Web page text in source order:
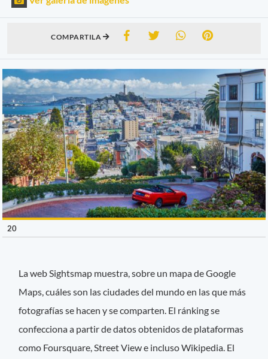
COMPARTILA
20
La web Sightsmap muestra, sobre un mapa de Google
Maps, cuáles son las ciudades del mundo en las que más
fotografías se hacen y se comparten. El ránking se
confecciona a partir de datos obtenidos de plataformas
como Foursquare, Street View e incluso Wikipedia. El